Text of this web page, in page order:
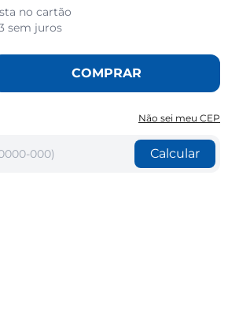
no cartão
sem juros
COMPRAR
Não sei meu CEP
Calcular